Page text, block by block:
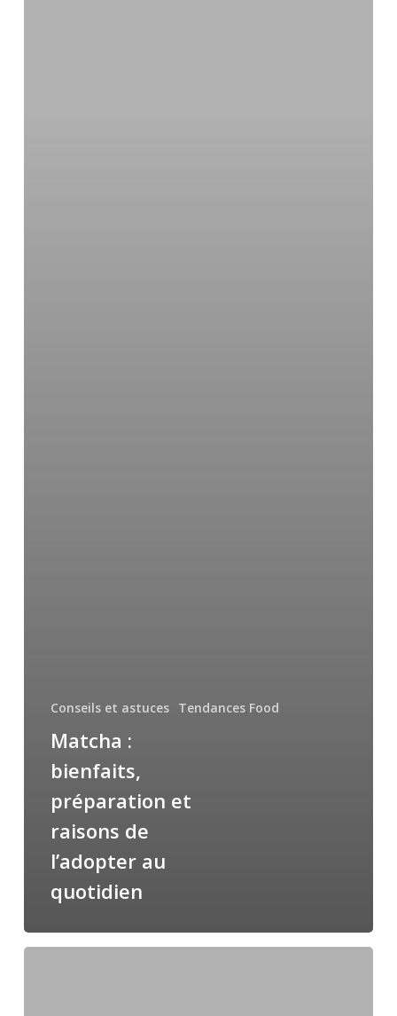
Conseils et astuces Tendances Food
Matcha :
bienfaits,
préparation et
raisons de
l’adopter au
quotidien